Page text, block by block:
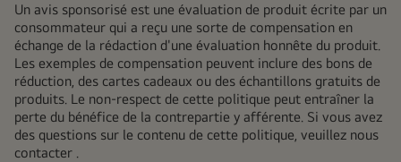
Un avis sponsorisé est une évaluation de produit écrite par un
consommateur qui a reçu une sorte de compensation en
échange de la rédaction d'une évaluation honnête du produit.
Les exemples de compensation peuvent inclure des bons de
réduction, des cartes cadeaux ou des échantillons gratuits de
produits. Le non-respect de cette politique peut entraîner la
perte du bénéfice de la contrepartie y afférente. Si vous avez
des questions sur le contenu de cette politique, veuillez nous
contacter .